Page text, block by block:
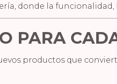
donde la
PARA
productos que